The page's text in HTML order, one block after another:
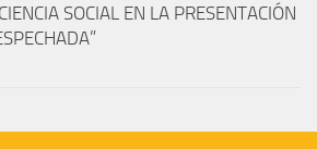
SOCIAL EN LA PRESENTACIÓN